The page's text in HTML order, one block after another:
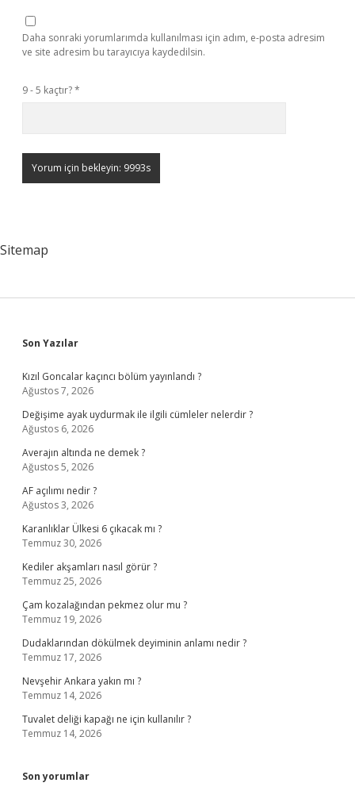
Daha sonraki yorumlarımda kullanılması için adım, e-posta adresim
ve site adresim bu tarayıcıya kaydedilsin.
9 - 5 kaçtır?*
Sitemap
Sidebar
Son Yazılar
Kızıl Goncalar kaçıncı bölüm yayınlandı ?
Ağustos 7, 2026
Değişime ayak uydurmak ile ilgili cümleler nelerdir ?
Ağustos 6, 2026
Averajın altında ne demek ?
Ağustos 5, 2026
AF açılımı nedir ?
Ağustos 3, 2026
Karanlıklar Ülkesi 6 çıkacak mı ?
Temmuz 30, 2026
Kediler akşamları nasıl görür ?
Temmuz 25, 2026
Çam kozalağından pekmez olur mu ?
Temmuz 19, 2026
Dudaklarından dökülmek deyiminin anlamı nedir ?
Temmuz 17, 2026
Nevşehir Ankara yakın mı ?
Temmuz 14, 2026
Tuvalet deliği kapağı ne için kullanılır ?
Temmuz 14, 2026
Son yorumlar